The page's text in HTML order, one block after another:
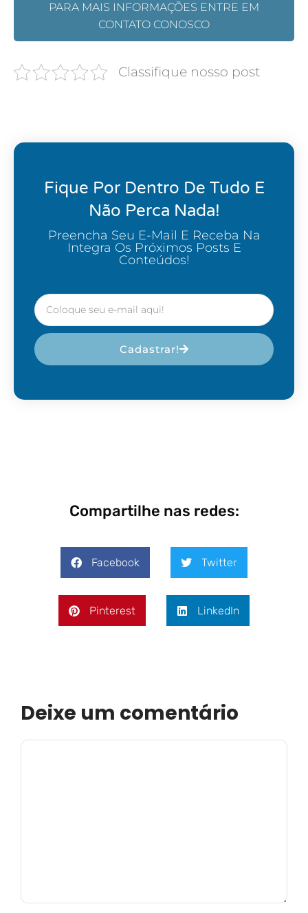
PARA MAIS INFORMAÇÕES ENTRE EM
CONTATO CONOSCO
Classifique nosso post
Fique Por Dentro De Tudo E
Não Perca Nada!
Preencha Seu E-Mail E Receba Na
Integra Os Próximos Posts E
Conteúdos!
Cadastrar!
Compartilhe nas redes:
Facebook Twitter
Pinterest LinkedIn
Deixe um comentário